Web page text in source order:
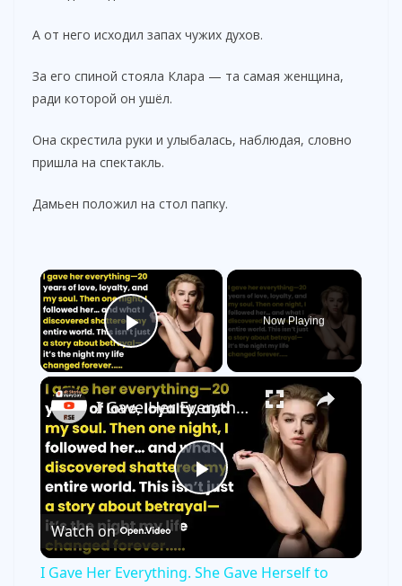
А от него исходил запах чужих духов.
За его спиной стояла Клара — та самая женщина,
ради которой он ушёл.
Она скрестила руки и улыбалась, наблюдая, словно
пришла на спектакль.
Дамьен положил на стол папку.
×
Play Video
Now Playing
×
P
I Gave Her Everything. She Gave Herself to Another Man | Wistaloom
Watch on
I Gave Her Everything. She Gave Herself to